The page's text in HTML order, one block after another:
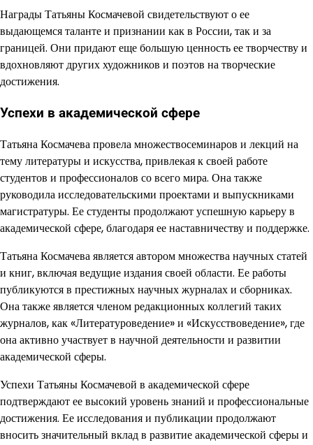
Награды Татьяны Космачевой свидетельствуют о ее
выдающемся таланте и признании как в России, так и за
границей. Они придают еще большую ценность ее творчеству и
вдохновляют других художников и поэтов на творческие
достижения.
Успехи в академической сфере
Татьяна Космачева провела множествосеминаров и лекций на
тему литературы и искусства, привлекая к своей работе
студентов и профессионалов со всего мира. Она также
руководила исследовательскими проектами и выпускниками
магистратуры. Ее студенты продолжают успешную карьеру в
академической сфере, благодаря ее наставничеству и поддержке.
Татьяна Космачева является автором множества научных статей
и книг, включая ведущие издания своей области. Ее работы
публикуются в престижных научных журналах и сборниках.
Она также является членом редакционных коллегий таких
журналов, как «Литературоведение» и «Искусствоведение», где
она активно участвует в научной деятельности и развитии
академической сферы.
Успехи Татьяны Космачевой в академической сфере
подтверждают ее высокий уровень знаний и профессиональные
достижения. Ее исследования и публикации продолжают
вносить значительный вклад в развитие академической сферы и